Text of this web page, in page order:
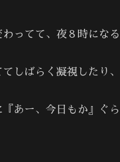
ってて、夜８時になる
しばらく凝視したり、
あー、今日もか』ぐら